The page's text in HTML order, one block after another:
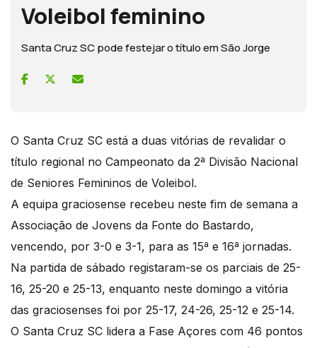
Voleibol feminino
Santa Cruz SC pode festejar o título em São Jorge
O Santa Cruz SC está a duas vitórias de revalidar o
título regional no Campeonato da 2ª Divisão Nacional
de Seniores Femininos de Voleibol.
A equipa graciosense recebeu neste fim de semana a
Associação de Jovens da Fonte do Bastardo,
vencendo, por 3-0 e 3-1, para as 15ª e 16ª jornadas.
Na partida de sábado registaram-se os parciais de 25-
16, 25-20 e 25-13, enquanto neste domingo a vitória
das graciosenses foi por 25-17, 24-26, 25-12 e 25-14.
O Santa Cruz SC lidera a Fase Açores com 46 pontos